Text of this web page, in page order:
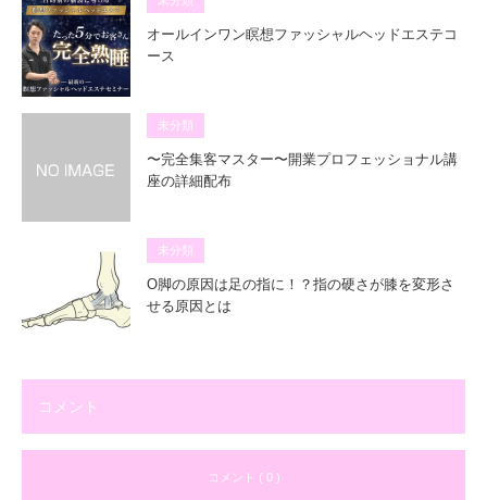
オールインワン瞑想ファッシャルヘッドエステコ
ース
未分類
〜完全集客マスター〜開業プロフェッショナル講
座の詳細配布
未分類
O脚の原因は足の指に！？指の硬さが膝を変形さ
せる原因とは
コメント
コメント ( 0 )